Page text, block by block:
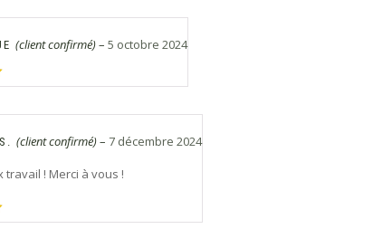
(client confirmé)– 5 octobre 2024
(client confirmé)– 7 décembre 2024
travail ! Merci à vous !